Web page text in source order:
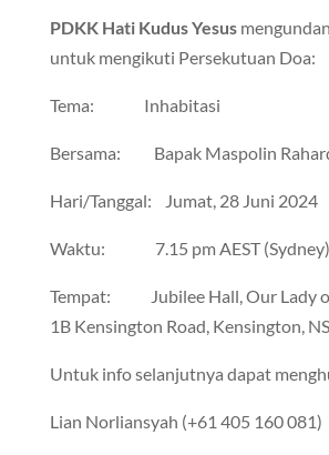
PDKK Hati Kudus Yesus
untuk mengikuti Persekutuan Doa:
Tema: Inhabitasi
Bersama: Bapak Maspolin
Hari/Tanggal: Jumat, 28 Juni 2024
Waktu: 7.15 pm AEST (Sydney)
Tempat: Jubilee Hall, Our Lady
1B Kensington Road, Kensington,
Untuk info selanjutnya dapat
Lian Norliansyah (+61 405 160 081)